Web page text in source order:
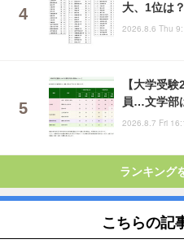
大、1位は？
2026.8.6 Thu
【大学受
員…文学部
2026.8.7 Fri
ランキング
こちらの記